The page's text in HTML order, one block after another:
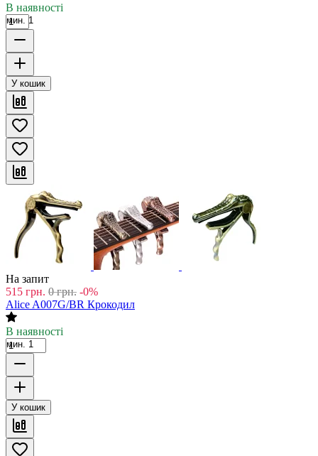
В наявності
мин. 1
У кошик
На запит
515 грн. 0 грн. -0%
Alice A007G/BR Крокодил
В наявності
мин. 1
У кошик